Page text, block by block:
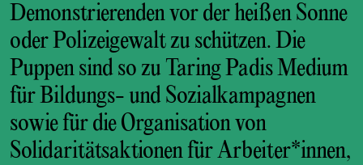
Demonstrierenden vor der heißen Sonne
oder Polizeigewalt zu schützen. Die
Puppen sind so zu Taring Padis Medium
für Bildungs- und Sozialkampagnen
sowie für die Organisation von
Solidaritätsaktionen für Arbeiter*innen,